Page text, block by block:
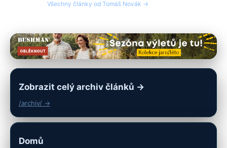
Všechny články od Tomáš Novák →
Zobrazit celý archiv článků →
/archiv/ →
Domů